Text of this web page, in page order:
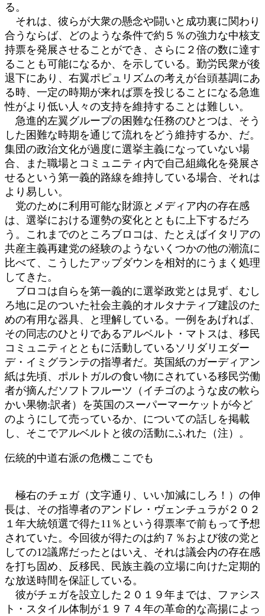
る。
それは、彼らが大衆の懸念や闘いと成功裏に関わり
合うならば、どのような条件で約５％の強力な中核支
持票を発展させることができ、さらに２倍の数に達す
ることも可能になるか、を示している。勤労民衆が後
退下にあり、右翼ポピュリズムの考えが台頭基調にあ
る時、一定の時期が来れば票を投じることになる急進
性がより低い人々の支持を維持することは難しい。
急進的左翼グループの困難な任務のひとつは、そう
した困難な時期を通じて流れをどう維持するか、だ。
集団の政治文化が過度に選挙主義になっていない場
合、また職場とコミュニティ内で自己組織化を発展さ
せるという第一義的路線を維持している場合、それは
より易しい。
党のために利用可能な財源とメディア内の存在感
は、選挙における運勢の変化とともに上下するだろ
う。これまでのところブロコは、たとえばイタリアの
共産主義再建党の経験のようないくつかの他の潮流に
比べて、こうしたアップダウンを相対的にうまく処理
してきた。
ブロコは自らを第一義的に選挙政党とは見ず、むし
ろ地に足のついた社会主義的オルタナティブ建設のた
めの有用な器具、と理解している。一例をあげれば、
その同志のひとりであるアルベルト・マトスは、移民
コミュニティとともに活動しているソリダリエダー
デ・イミグランテの指導者だ。英国紙のガーディアン
紙は先頃、ポルトガルの食い物にされている移民労働
者が摘んだソフトフルーツ（イチゴのような皮の軟ら
かい果物:訳者）を英国のスーパーマーケットが今ど
のようにして売っているか、についての話しを掲載
し、そこでアルベルトと彼の活動にふれた（注）。
伝統的中道右派の危機ここでも
極右のチェガ（文字通り、いい加減にしろ！）の伸
長は、その指導者のアンドレ・ヴェンチュラが２０２
１年大統領選で得た11％という得票率で前もって予想
されていた。今回彼が得たのは約７％および彼の党と
しての12議席だったとはいえ、それは議会内の存在感
を打ち固め、反移民、民族主義の立場に向けた定期的
な放送時間を保証している。
彼がチェガを設立した２０１９年までは、ファシス
ト・スタイル体制が１９７４年の革命的な高揚によっ